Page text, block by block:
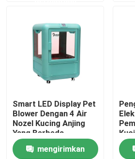
Tur Pabrik
Kontrol kualitas
Hubungi kami
Berita
Dispenser Pita Listrik
Smart LED Display Pet
Blower Dengan 4 Air
Nozel Kucing Anjing
Yang Berbeda
mengirimkan